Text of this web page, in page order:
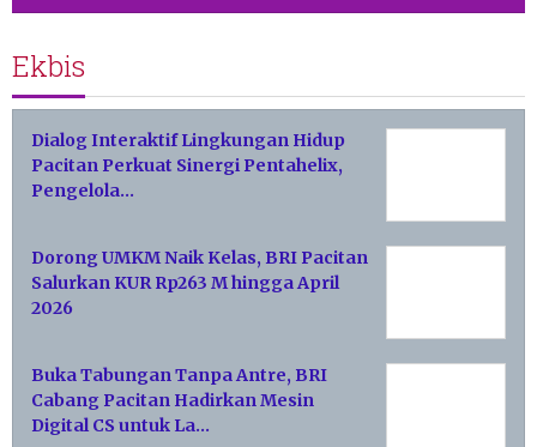
Ekbis
Dialog Interaktif Lingkungan Hidup
Pacitan Perkuat Sinergi Pentahelix,
Pengelola…
Dorong UMKM Naik Kelas, BRI Pacitan
Salurkan KUR Rp263 M hingga April
2026
Buka Tabungan Tanpa Antre, BRI
Cabang Pacitan Hadirkan Mesin
Digital CS untuk La…